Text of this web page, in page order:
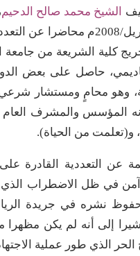
الشيخ محمد صالح الدحيم
كلية الشريعة من جامعة
حاصل على بعض
وهو محامٍ ومستشار
وأنه المؤسس والمشرف
و(تعلمت من الحياة).
عن التعددية القادرة
في ظل الاضطراب الذي
نشره في جريدة
إلى أنه لم يكن مظهرا
الحر الذي طور عملية